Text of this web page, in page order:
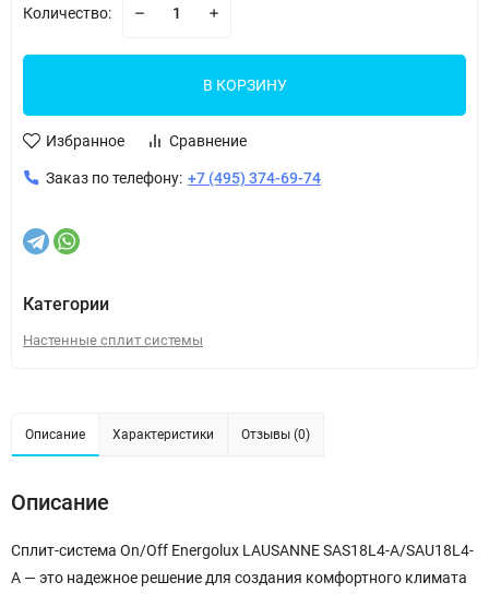
Количество:
В КОРЗИНУ
Избранное Сравнение
Заказ по телефону: +7 (495) 374-69-74
Категории
Настенные сплит системы
Описание Характеристики Отзывы (0)
Описание
Сплит-система On/Off Energolux LAUSANNE SAS18L4-A/SAU18L4-
A — это надежное решение для создания комфортного климата